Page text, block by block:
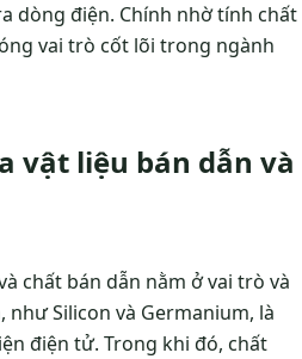
dòng điện. Chính nhờ tính chất
vai trò cốt lõi trong ngành
vật liệu bán dẫn và
chất bán dẫn nằm ở vai trò và
như Silicon và Germanium, là
điện tử. Trong khi đó, chất